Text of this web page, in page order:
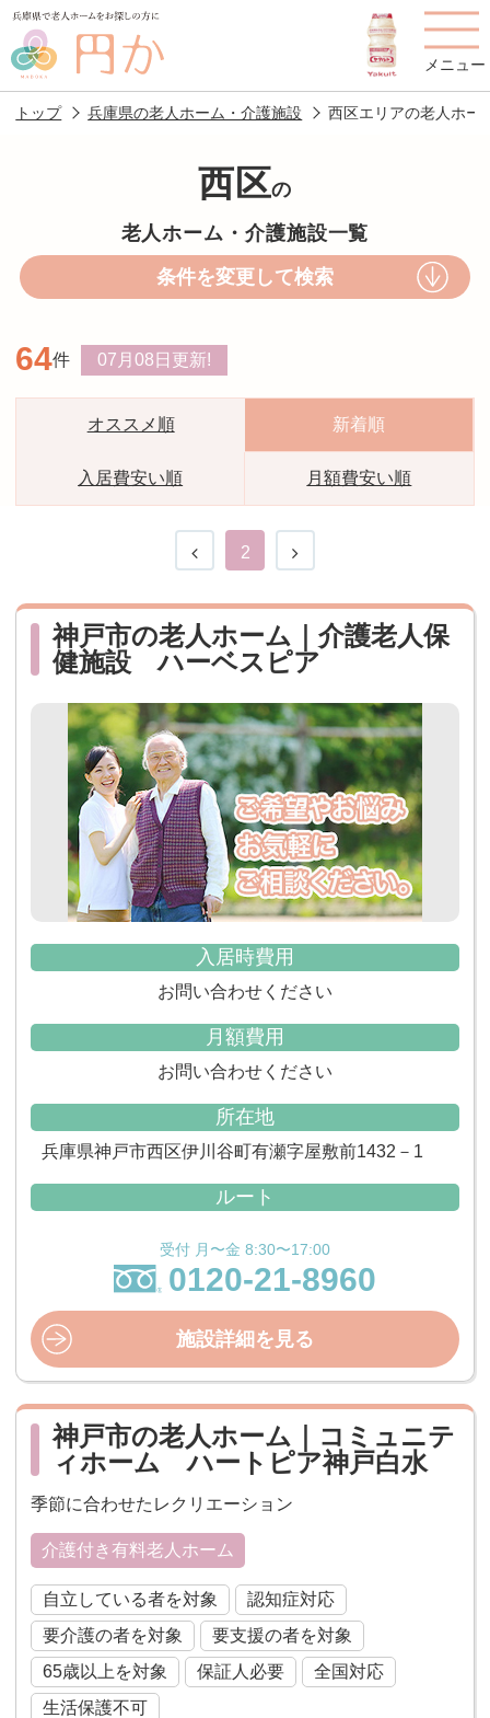
メニュー
老人ホームを
円かについて 費用について
老人ホームの種類
スタッフ紹介
おすすめ施設特集 施設関係者の方へ
トップ 兵庫県の老人ホーム・介護施設 西区エリアの老人ホー
西区の
老人ホーム・介護施設一覧
条件を変更して検索
64件 07月08日 更新!
オススメ順 新着順
入居費安い順 月額費安い順
2
神戸市の老人ホーム｜介護老人保
健施設 ハーベスピア
入居時費用
お問い合わせください
月額費用
お問い合わせください
所在地
兵庫県神戸市西区伊川谷町有瀬字屋敷前1432－1
ルート
受付 月〜金 8:30〜17:00
0120-21-8960
施設詳細を見る
神戸市の老人ホーム｜コミュニテ
ィホーム ハートピア神戸白水
季節に合わせたレクリエーション
介護付き有料老人ホーム
自立している者を対象
認知症対応
要介護の者を対象
要支援の者を対象
65歳以上を対象
保証人必要
全国対応
生活保護不可